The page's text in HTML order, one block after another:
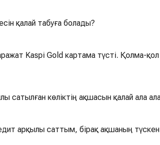
қалай табуға болады?
Kaspi Gold картама түсті. Қолма-
сатылған көліктің ақшасын қалай ала
арқылы саттым, бірақ ақшаның